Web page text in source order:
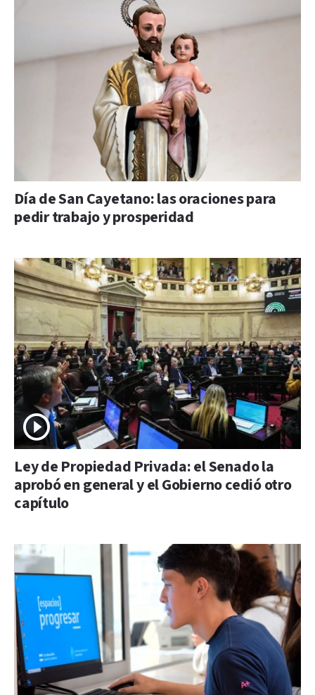
Día de San Cayetano: las oraciones para
pedir trabajo y prosperidad
Ley de Propiedad Privada: el Senado la
aprobó en general y el Gobierno cedió otro
capítulo